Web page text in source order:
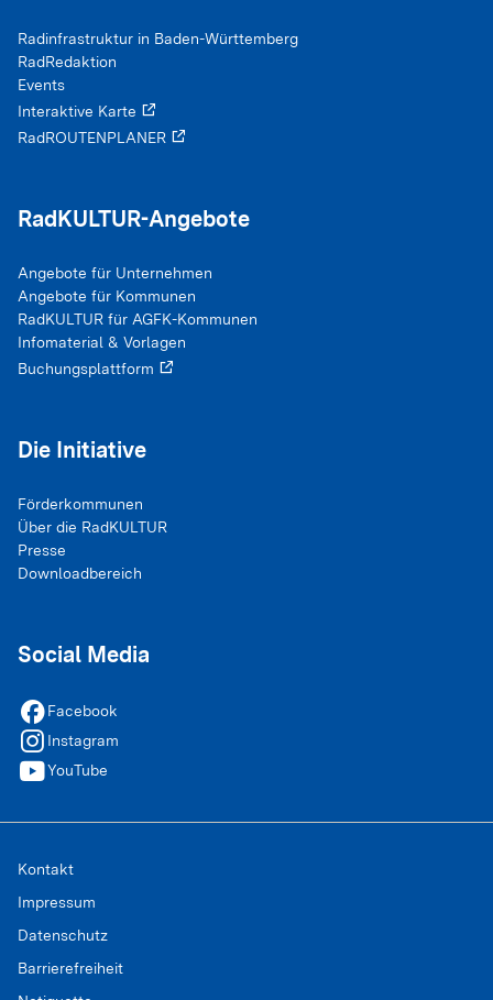
Radinfrastruktur in Baden-Württemberg
RadRedaktion
Events
Interaktive Karte
RadROUTENPLANER
RadKULTUR-Angebote
Angebote für Unternehmen
Angebote für Kommunen
RadKULTUR für AGFK-Kommunen
Infomaterial & Vorlagen
Buchungsplattform
Die Initiative
Förderkommunen
Über die RadKULTUR
Presse
Downloadbereich
Social Media
facebookFacebook
instagram Instagram
youtubeYouTube
Kontakt
Impressum
Datenschutz
Barrierefreiheit